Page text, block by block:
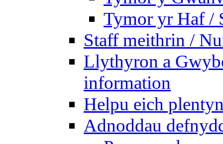
Tymor yr Haf /
Staff meithrin /
Llythyron a
information
Helpu eich
Adnoddau